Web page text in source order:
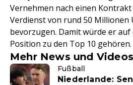
Vernehmen nach einen
Verdienst von rund 50 Millionen
bevorzugen. Damit würde er
Position zu den Top 10 gehören.
Mehr News und Videos
Fußball
Niederlande: